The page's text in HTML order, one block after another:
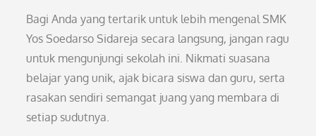
Bagi Anda yang tertarik untuk lebih mengenal SMK
Yos Soedarso Sidareja secara langsung, jangan ragu
untuk mengunjungi sekolah ini. Nikmati suasana
belajar yang unik, ajak bicara siswa dan guru, serta
rasakan sendiri semangat juang yang membara di
setiap sudutnya.